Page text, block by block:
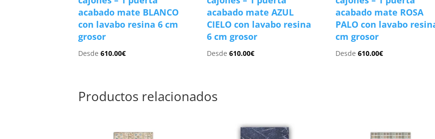
acabado mate BLANCO
con lavabo resina 6 cm
grosor
Desde610.00€
acabado mate AZUL
CIELO con lavabo resina
6 cm grosor
Desde610.00€
acabado mate ROSA
PALO con lavabo
cm grosor
Desde610.00€
Productos relacionados